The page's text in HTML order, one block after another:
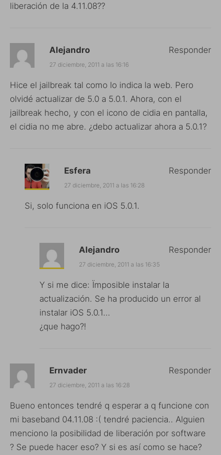
liberación de la 4.11.08??
Alejandro
27 diciembre, 2011 a las 16:16
Hice el jailbreak tal como lo indica la web. Pero
olvidé actualizar de 5.0 a 5.0.1. Ahora, con el
jailbreak hecho, y con el icono de cidia en pantalla,
el cidia no me abre. ¿debo actualizar ahora a 5.0.1?
Responder
Esfera
27 diciembre, 2011 a las 16:28
Si, solo funciona en iOS 5.0.1.
Responder
Alejandro
27 diciembre, 2011 a las 16:35
Y si me dice: Ïmposible instalar la
actualización. Se ha producido un error al
instalar iOS 5.0.1…
¿que hago?!
Responder
Ernvader
27 diciembre, 2011 a las 16:28
Bueno entonces tendré q esperar a q funcione con
mi baseband 04.11.08 :( tendré paciencia.. Alguien
menciono la posibilidad de liberación por software
? Se puede hacer eso? Y si es así como se hace?
Responder